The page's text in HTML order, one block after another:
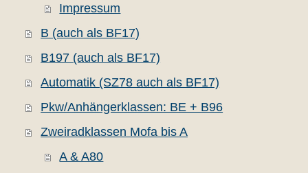
Impressum
B (auch als BF17)
B197 (auch als BF17)
Automatik (SZ78 auch als BF17)
Pkw/Anhängerklassen: BE + B96
Zweiradklassen Mofa bis A
A & A80